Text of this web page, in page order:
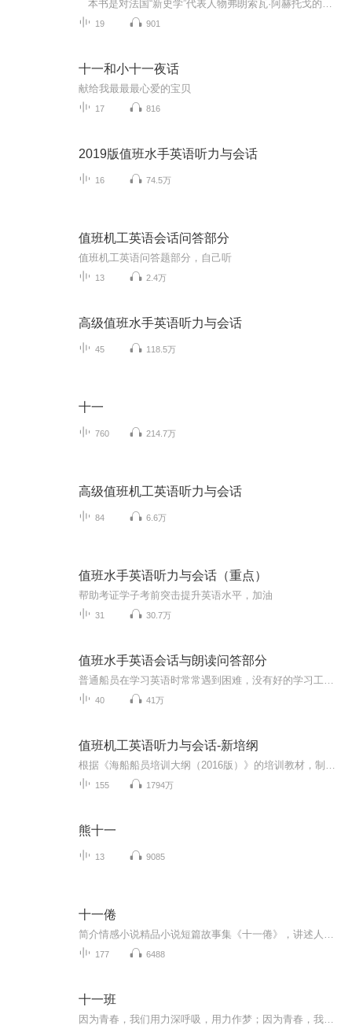
19 901
十一和小十一夜话
献给我最最最心爱的宝贝
17 816
2019版值班水手英语听力与会话
16 74.5万
值班机工英语会话问答部分
值班机工英语问答题部分，自己听
13 2.4万
高级值班水手英语听力与会话
45 118.5万
十一
760 214.7万
高级值班机工英语听力与会话
84 6.6万
值班水手英语听力与会话（重点）
帮助考证学子考前突击提升英语水平，加油
31 30.7万
值班水手英语会话与朗读问答部分
40 41万
值班机工英语听力与会话-新培纲
155 1794万
熊十一
13 9085
十一倦
177 6488
十一班